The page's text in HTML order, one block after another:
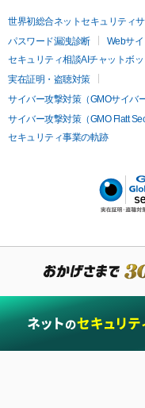
世界初総合ネットセキュリティ
パスワード漏洩診断
Webサ
セキュリティ相談AIチャットボッ
実在証明・盗聴対策
サイバー攻撃対策（GMOサイバ
サイバー攻撃対策（GMO Flatt
セキュリティ事業の軌跡